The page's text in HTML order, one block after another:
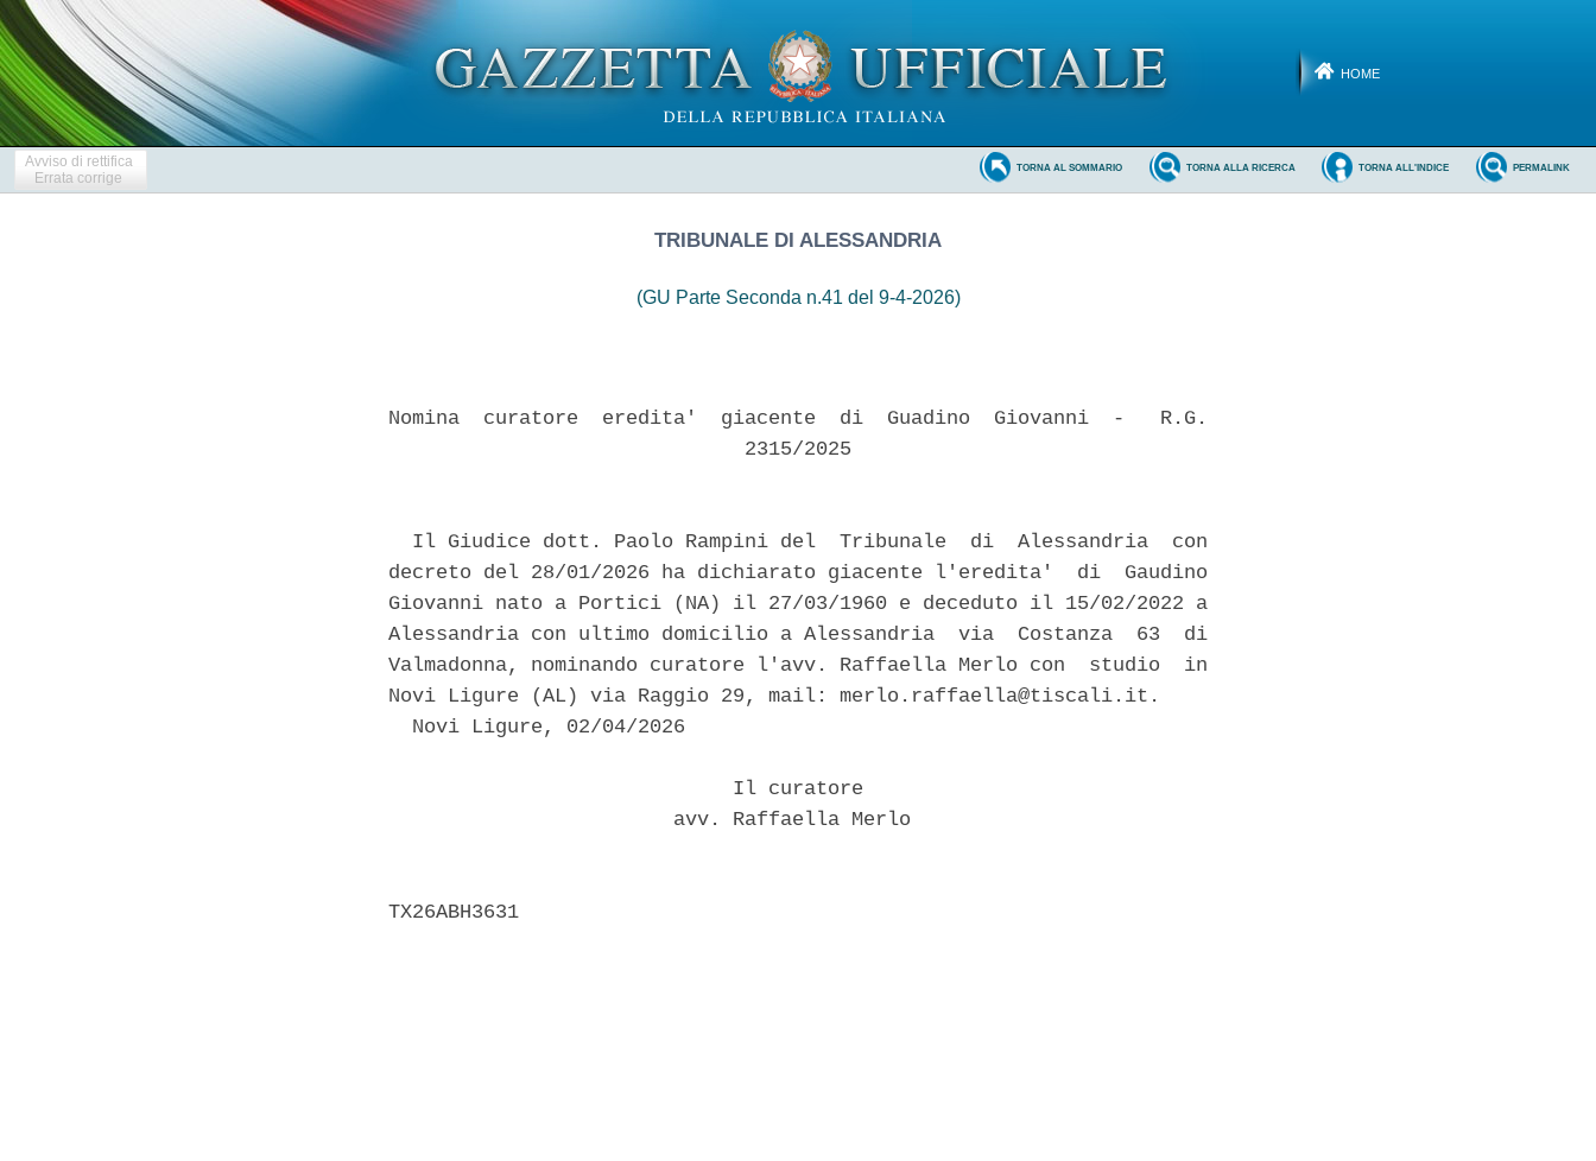
HOME
Avviso di rettifica
Errata corrige
PERMALINK
TORNA ALL'INDICE
TORNA ALLA RICERCA
TORNA AL SOMMARIO
TRIBUNALE DI ALESSANDRIA
(GU Parte Seconda n.41 del 9-4-2026)
Nomina  curatore  eredita'  giacente  di  Guadino  Giovanni  -   R.G.
                              2315/2025
  Il Giudice dott. Paolo Rampini del  Tribunale  di  Alessandria  con
decreto del 28/01/2026 ha dichiarato giacente l'eredita'  di  Gaudino
Giovanni nato a Portici (NA) il 27/03/1960 e deceduto il 15/02/2022 a
Alessandria con ultimo domicilio a Alessandria  via  Costanza  63  di
Valmadonna, nominando curatore l'avv. Raffaella Merlo con  studio  in
Novi Ligure (AL) via Raggio 29, mail: merlo.raffaella@tiscali.it.
  Novi Ligure, 02/04/2026
                             Il curatore
                        avv. Raffaella Merlo